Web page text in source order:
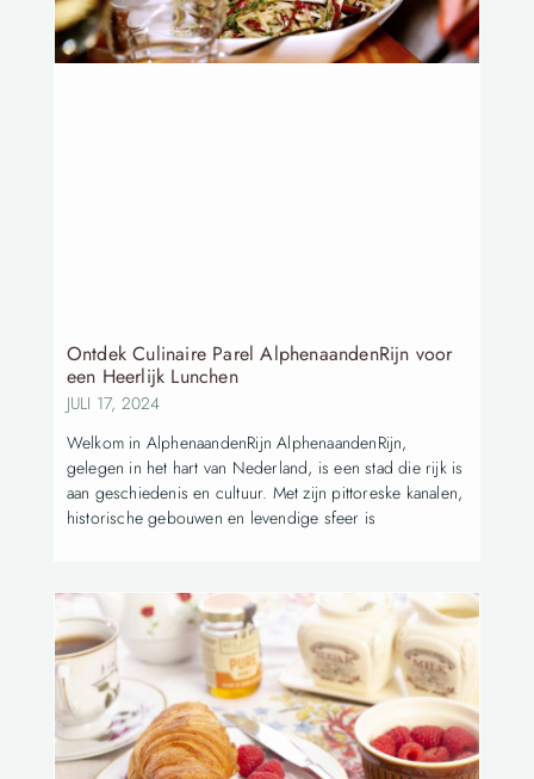
Ontdek Culinaire Parel AlphenaandenRijn voor
een Heerlijk Lunchen
JULI 17, 2024
Welkom in AlphenaandenRijn AlphenaandenRijn,
gelegen in het hart van Nederland, is een stad die rijk is
aan geschiedenis en cultuur. Met zijn pittoreske kanalen,
historische gebouwen en levendige sfeer is